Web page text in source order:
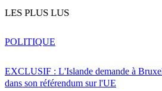
LES PLUS LUS
EXCLUSIF : L'Islande demande à
dans son référendum sur l'UE
POLITIQUE